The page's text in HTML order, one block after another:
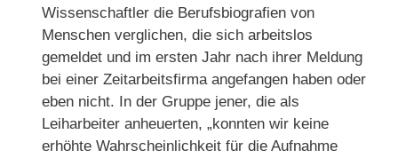
Wissenschaftler die Berufsbiografien von
Menschen verglichen, die sich arbeitslos
gemeldet und im ersten Jahr nach ihrer Meldung
bei einer Zeitarbeitsfirma angefangen haben oder
eben nicht. In der Gruppe jener, die als
Leiharbeiter anheuerten, „konnten wir keine
erhöhte Wahrscheinlichkeit für die Aufnahme